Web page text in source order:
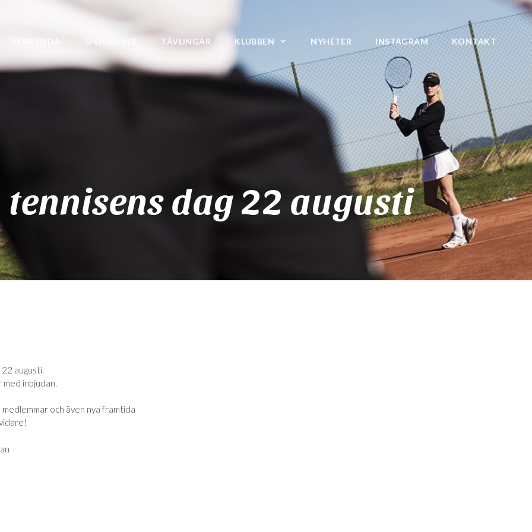
STARTSIDA SPONSORER TÄVLINGAR KLUBBEN NYHETER INSTAGRAM KONTAKT
dag 22 augusti
augusti.
med inbjudan.
och även nya framtida